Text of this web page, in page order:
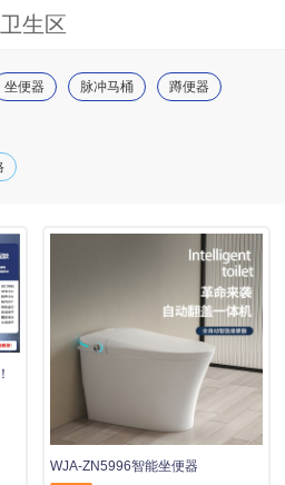
卫生区
坐便器 脉冲马桶 蹲便器
WJA-ZN5996智能坐便器